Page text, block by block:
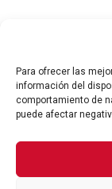
Para ofrecer las
información del
comportamiento de
puede afectar